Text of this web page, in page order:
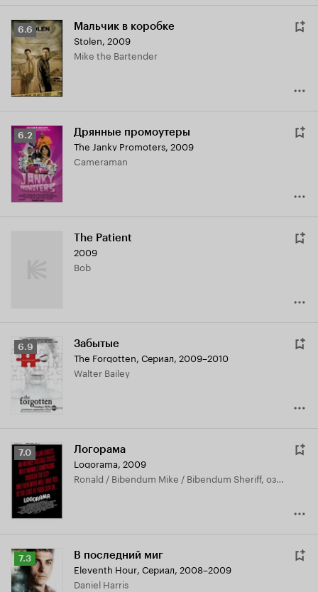
Рейтинг
Кинопоиска
6.6
6.6 Мальчик в коробке
Stolen, 2009
Mike the Bartender
Рейтинг
Кинопоиска
6.2
6.2 Дрянные промоутеры
The Janky Promoters, 2009
Cameraman
The Patient
2009
Bob
Рейтинг
Кинопоиска
6.9
6.9 Забытые
The Forgotten, Сериал, 2009–2010
Walter Bailey
Рейтинг
Кинопоиска
7.0
7.0 Логорама
Logorama, 2009
Ronald / Bibendum Mike / Bibendum Sheriff, озвучка
Рейтинг
Кинопоиска
7.3
7.3 В последний миг
Eleventh Hour, Сериал, 2008–2009
Daniel Harris